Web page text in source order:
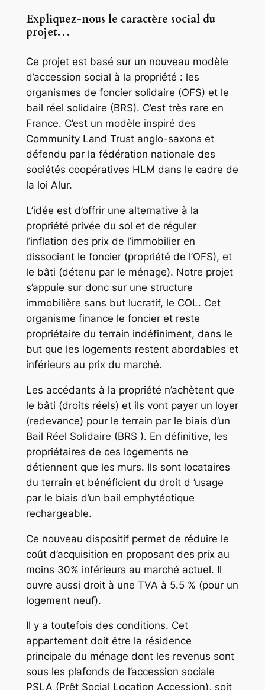
Expliquez-nous le caractère social du
projet…
Ce projet est basé sur un nouveau modèle
d’accession social à la propriété : les
organismes de foncier solidaire (OFS) et le
bail réel solidaire (BRS). C’est très rare en
France. C’est un modèle inspiré des
Community Land Trust anglo-saxons et
défendu par la fédération nationale des
sociétés coopératives HLM dans le cadre de
la loi Alur.
L’idée est d’offrir une alternative à la
propriété privée du sol et de réguler
l’inflation des prix de l’immobilier en
dissociant le foncier (propriété de l’OFS), et
le bâti (détenu par le ménage). Notre projet
s’appuie sur donc sur une structure
immobilière sans but lucratif, le COL. Cet
organisme finance le foncier et reste
propriétaire du terrain indéfiniment, dans le
but que les logements restent abordables et
inférieurs au prix du marché.
Les accédants à la propriété n’achètent que
le bâti (droits réels) et ils vont payer un loyer
(redevance) pour le terrain par le biais d’un
Bail Réel Solidaire (BRS ). En définitive, les
propriétaires de ces logements ne
détiennent que les murs. Ils sont locataires
du terrain et bénéficient du droit d ’usage
par le biais d’un bail emphytéotique
rechargeable.
Ce nouveau dispositif permet de réduire le
coût d’acquisition en proposant des prix au
moins 30% inférieurs au marché actuel. Il
ouvre aussi droit à une TVA à 5.5 % (pour un
logement neuf).
Il y a toutefois des conditions. Cet
appartement doit être la résidence
principale du ménage dont les revenus sont
sous les plafonds de l’accession sociale
PSLA (Prêt Social Location Accession), soit